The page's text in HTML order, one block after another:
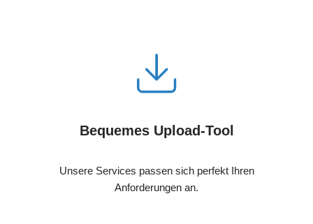
Bequemes Upload-Tool
Unsere Services passen sich perfekt Ihren
Anforderungen an.